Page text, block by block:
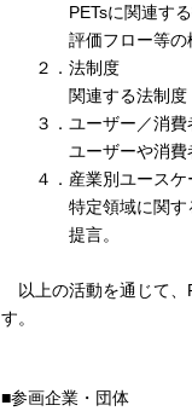
PETsに関連す
評価フロー等の
２．法制度
関連する法制
３．ユーザー／消費
ユーザーや消費
４．産業別ユース
特定領域に関
提言。
以上の活動を通じて、
す。
■参画企業・団体